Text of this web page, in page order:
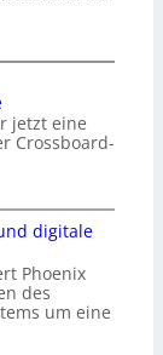
jetzt eine
Crossboard-
digitale
Phoenix
des
um eine